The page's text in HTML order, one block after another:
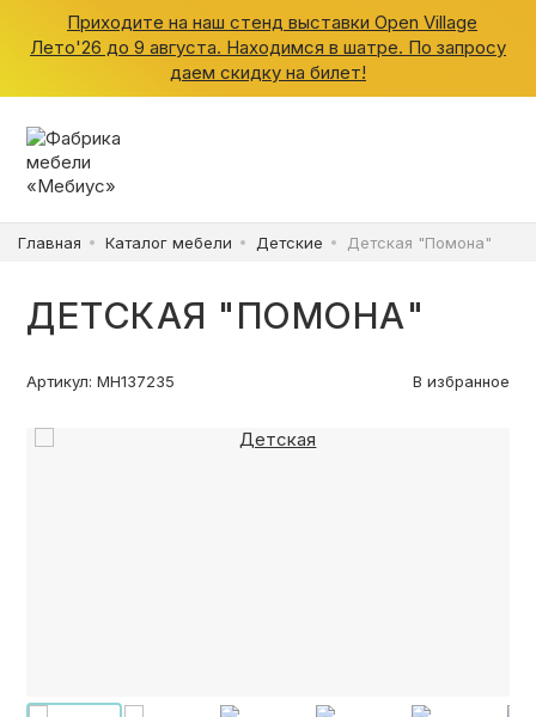
Приходите на наш стенд выставки Open Village
Лето'26 до 9 августа. Находимся в шатре. По запросу
даем скидку на билет!
Главная Каталог мебели Детские Детская "Помона"
ДЕТСКАЯ "ПОМОНА"
Артикул: МН137235 В избранное
ШКАФЫ
КУХНИ
ГАРДЕРОБНЫЕ
ДЕТСКИЕ
ВАННАЯ